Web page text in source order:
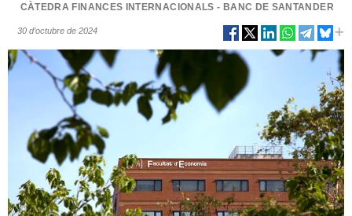
CÀTEDRA FINANCES INTERNACIONALS - BANC DE SANTANDER
30 d’octubre de 2024